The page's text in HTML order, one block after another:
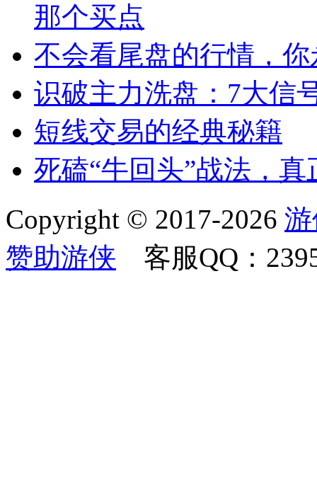
那个买点
不会看尾盘的行情，
识破主力洗盘：7大信
短线交易的经典秘籍
死磕“牛回头”战法，
Copyright © 2017-2026
赞助游侠 客服QQ：